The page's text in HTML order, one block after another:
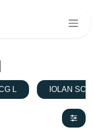
L IOLAN